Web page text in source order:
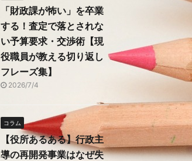
「財政課が怖い」を卒業
する！査定で落とされな
い予算要求・交渉術【現
役職員が教える切り返し
フレーズ集】
2026/7/4
コラム
【役所あるある】行政主
導の再開発事業はなぜ失